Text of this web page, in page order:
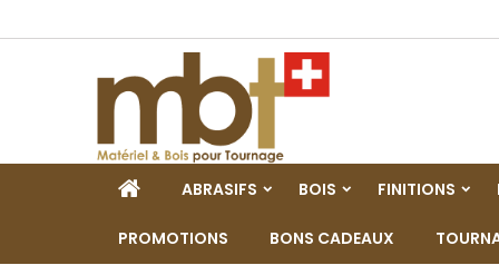
ACCUEILABRASIFS BOIS FINITIONS
PROMOTIONS BONS CADEAUX